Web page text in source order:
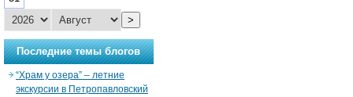
>
Последние темы блогов
“Храм у озера” – летние
экскурсии в Петропавловский